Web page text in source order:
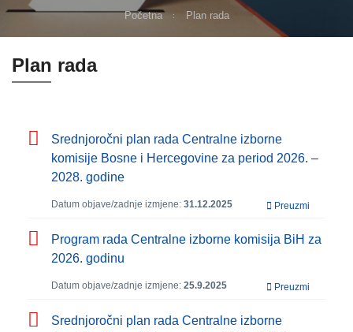
Početna Plan rada
Plan rada
Srednjoročni plan rada Centralne izborne
komisije Bosne i Hercegovine za period 2026. –
2028. godine
Datum objave/zadnje izmjene: 31.12.2025 Preuzmi
Program rada Centralne izborne komisija BiH za
2026. godinu
Datum objave/zadnje izmjene: 25.9.2025 Preuzmi
Srednjoročni plan rada Centralne izborne